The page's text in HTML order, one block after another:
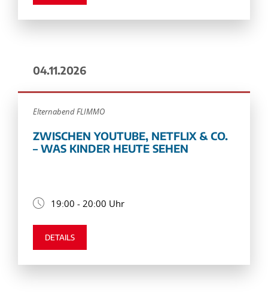
04.11.2026
Elternabend FLIMMO
ZWISCHEN YOUTUBE, NETFLIX & CO.
– WAS KINDER HEUTE SEHEN
19:00 - 20:00 Uhr
DETAILS